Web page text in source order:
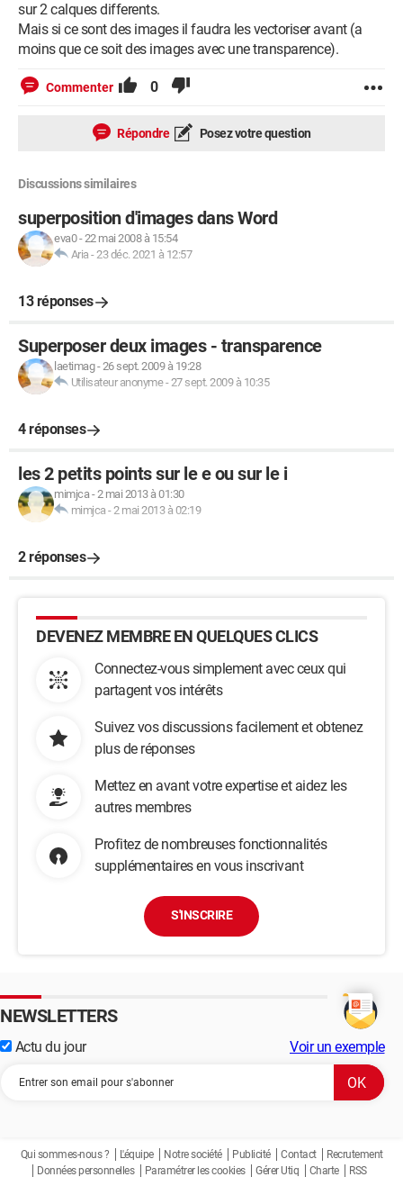
sur 2 calques differents.
Mais si ce sont des images il faudra les vectoriser avant (a
moins que ce soit des images avec une transparence).
Commenter 0
Répondre Posez votre question
Discussions similaires
superposition d'images dans Word
eva0-22 mai 2008 à 15:54
Aria -23 déc. 2021 à 12:57
13 réponses
Superposer deux images - transparence
laetimag-26 sept. 2009 à 19:28
Utilisateur anonyme-27 sept. 2009 à 10:35
4 réponses
les 2 petits points sur le e ou sur le i
mimjca-2 mai 2013 à 01:30
mimjca -2 mai 2013 à 02:19
2 réponses
DEVENEZ MEMBRE EN QUELQUES CLICS
Connectez-vous simplement avec ceux qui
partagent vos intérêts
Suivez vos discussions facilement et obtenez
plus de réponses
Mettez en avant votre expertise et aidez les
autres membres
Profitez de nombreuses fonctionnalités
supplémentaires en vous inscrivant
S'INSCRIRE
NEWSLETTERS
Actu du jour Voir un exemple
Qui sommes-nous ? L'équipe Notre société Publicité Contact
Recrutement
Données personnelles
Paramétrer les cookies Gérer Utiq Charte RSS